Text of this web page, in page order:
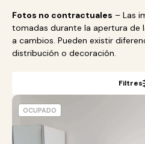
Fotos no contractuales – Las
tomadas durante la apertura de
a cambios. Pueden existir
distribución o decoración.
Filtres
OCUPADO